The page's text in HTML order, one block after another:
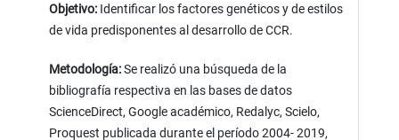
Objetivo: Identificar los factores genéticos y de estilos
de vida predisponentes al desarrollo de CCR.
Metodología:Se realizó una búsqueda de la
bibliografía respectiva en las bases de datos
ScienceDirect, Google académico, Redalyc, Scielo,
Proquest publicada durante el período 2004- 2019,